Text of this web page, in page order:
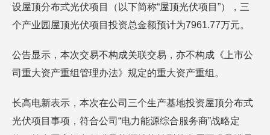
设屋顶分布式光伏项目（以下简称“屋顶光伏项目”），三
个产业园屋顶光伏项目投资总金额预计为7961.77万元。
公告显示，本次交易不构成关联交易，亦不构成《上市公
司重大资产重组管理办法》规定的重大资产重组。
长高电新表示，本次在公司三个生产基地投资屋顶分布式
光伏项目事项，符合公司“电力能源综合服务商”战略定